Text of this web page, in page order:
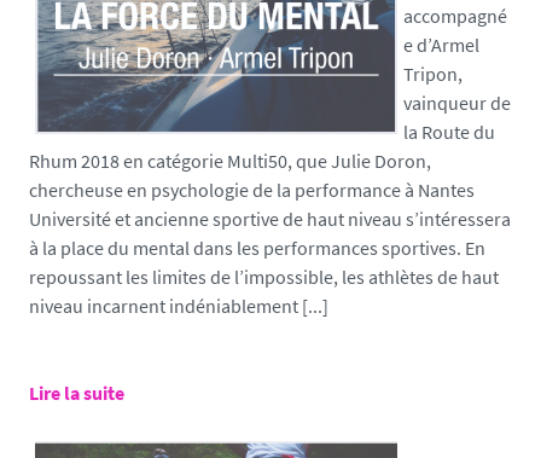
accompagné
e d’Armel
Tripon,
vainqueur de
la Route du
Rhum 2018 en catégorie Multi50, que Julie Doron,
chercheuse en psychologie de la performance à Nantes
Université et ancienne sportive de haut niveau s’intéressera
à la place du mental dans les performances sportives. En
repoussant les limites de l’impossible, les athlètes de haut
niveau incarnent indéniablement [...]
Lire la suite